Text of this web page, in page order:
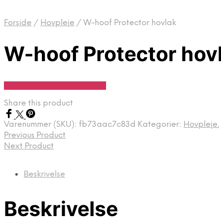
Forside / Hovpleje / W-hoof Protector hovlak
W-hoof Protector
Share this product
Varenummer (SKU): fb73aac7c83d Kategorier: Hovpleje,
Previous Product
Next Product
Beskrivelse
Beskrivelse